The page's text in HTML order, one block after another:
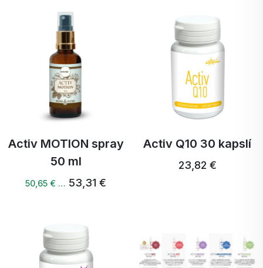
Activ MOTION spray
50 ml
50,65 € … 53,31 €
Activ Q10 30 kapslí
23,82 €